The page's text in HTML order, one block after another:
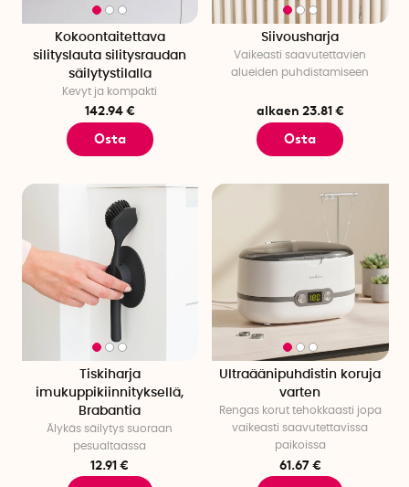
Kokoontaitettava
silityslauta silitysraudan
säilytystilalla
Kevyt ja kompakti
142.94 €
Osta
Siivousharja
Vaikeasti saavutettavien
alueiden puhdistamiseen
alkaen 23.81 €
Osta
Tiskiharja
imukuppikiinnityksellä,
Brabantia
Älykäs säilytys suoraan
pesualtaassa
12.91 €
Ultraäänipuhdistin koruja
varten
Rengas korut tehokkaasti jopa
vaikeasti saavutettavissa
paikoissa
61.67 €